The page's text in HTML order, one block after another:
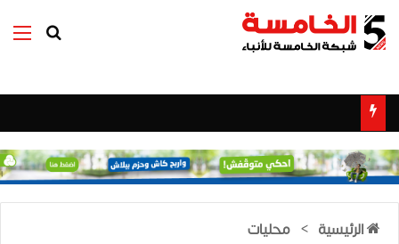
بحث عن
الرئيسية > محليات